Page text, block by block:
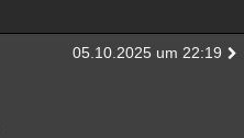
05.10.2025 um 22:19